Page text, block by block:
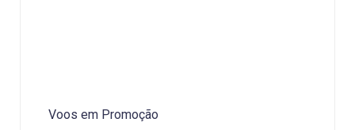
Voos em Promoção